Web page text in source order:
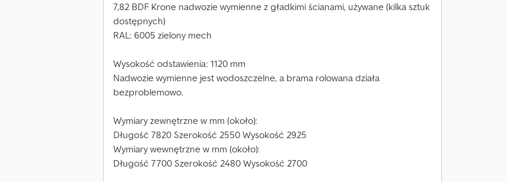
7,82 BDF Krone nadwozie wymienne z gładkimi ścianami, używane (kilka sztuk
dostępnych)
RAL: 6005 zielony mech
Wysokość odstawienia: 1120 mm
Nadwozie wymienne jest wodoszczelne, a brama rolowana działa
bezproblemowo.
Wymiary zewnętrzne w mm (około):
Długość 7820 Szerokość 2550 Wysokość 2925
Wymiary wewnętrzne w mm (około):
Długość 7700 Szerokość 2480 Wysokość 2700